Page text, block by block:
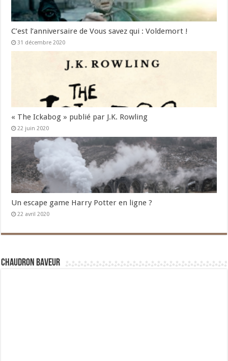
C’est l’anniversaire de Vous savez qui : Voldemort !
31 décembre 2020
« The Ickabog » publié par J.K. Rowling
22 juin 2020
Un escape game Harry Potter en ligne ?
22 avril 2020
Chaudron Baveur